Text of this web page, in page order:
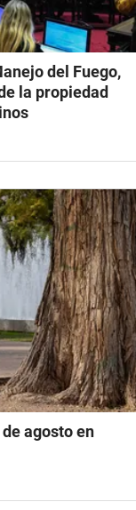
del Fuego,
la propiedad
agosto en